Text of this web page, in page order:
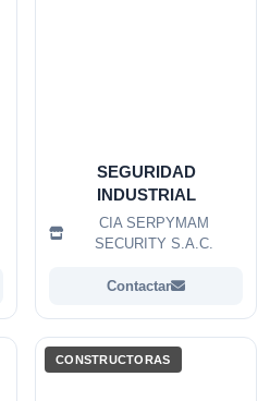
SEGURIDAD
INDUSTRIAL
CIA SERPYMAM
SECURITY S.A.C.
Contactar
CONSTRUCTORAS